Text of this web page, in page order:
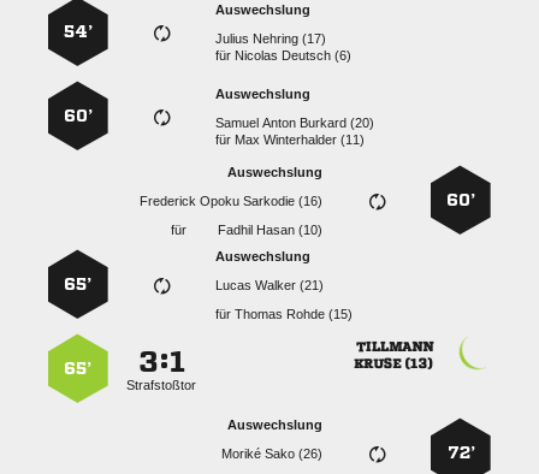
Auswechslung
  
für   
54’
Auswechslung
   
für   
60’
60’
Auswechslung
   
für
  
Auswechslung
  
für  
65’

 
:
Strafstoßtor
65’
72’
Auswechslung
  